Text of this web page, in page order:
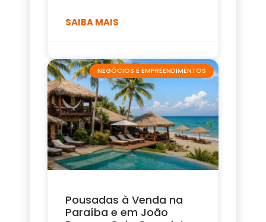
SAIBA MAIS
NEGÓCIOS E EMPREENDIMENTOS
Pousadas à Venda na
Paraíba e em João